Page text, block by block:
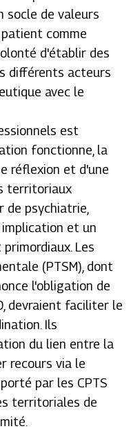
socle de valeurs
comme
d'établir des
différents acteurs
avec le
est
fonctionne, la
réflexion et d'une
territoriaux
psychiatrie,
implication et un
Les
(PTSM), dont
l'obligation de
devraient faciliter le
Ils
du lien entre la
recours via le
par les CPTS
territoriales de